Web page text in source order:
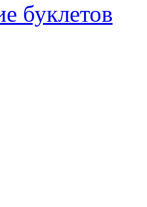
буклетов